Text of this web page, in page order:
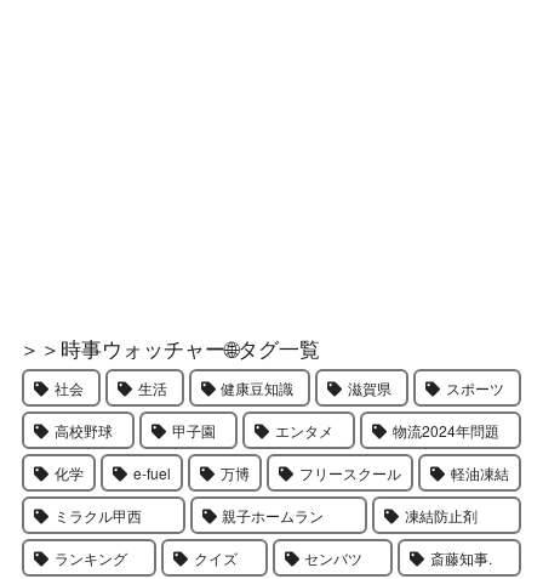
＞＞時事ウォッチャー🌐タグ一覧
社会 生活 健康豆知識 滋賀県 スポーツ
高校野球 甲子園 エンタメ 物流2024年問題
化学 e-fuel 万博 フリースクール 軽油凍結
ミラクル甲西 親子ホームラン 凍結防止剤
ランキング クイズ センバツ 斎藤知事.